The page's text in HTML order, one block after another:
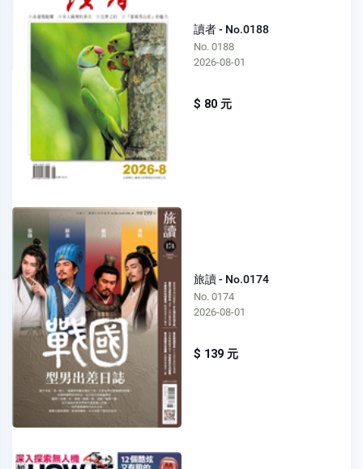
讀者 - No.0188
No. 0188
2026-08-01
$ 80 元
旅讀 - No.0174
No. 0174
2026-08-01
$ 139 元